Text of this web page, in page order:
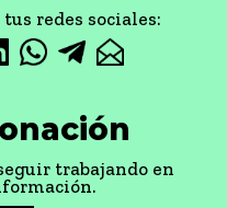
redes sociales:
trabajando en